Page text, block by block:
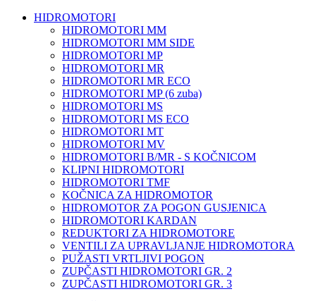
HIDROMOTORI
HIDROMOTORI MM
HIDROMOTORI MM SIDE
HIDROMOTORI MP
HIDROMOTORI MR
HIDROMOTORI MR ECO
HIDROMOTORI MP (6 zuba)
HIDROMOTORI MS
HIDROMOTORI MS ECO
HIDROMOTORI MT
HIDROMOTORI MV
HIDROMOTORI B/MR - S KOČNICOM
KLIPNI HIDROMOTORI
HIDROMOTORI TMF
KOČNICA ZA HIDROMOTOR
HIDROMOTOR ZA POGON GUSJENICA
HIDROMOTORI KARDAN
REDUKTORI ZA HIDROMOTORE
VENTILI ZA UPRAVLJANJE HIDROMOTORA
PUŽASTI VRTLJIVI POGON
ZUPČASTI HIDROMOTORI GR. 2
ZUPČASTI HIDROMOTORI GR. 3